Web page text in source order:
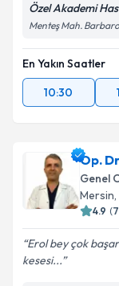
Özel Akademi
Menteş Mah.
En Yakın Saatler
10:30
Op.
Genel
Mersin
4.9 (7
Erol bey çok
kesesi...